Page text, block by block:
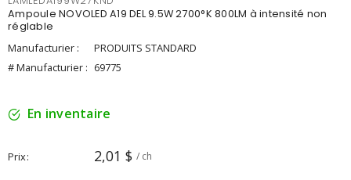
Ampoule NOVOLED A19 DEL 9.5W 2700°K 800LM à intensité non
réglable
Manufacturier :
PRODUITS STANDARD
# Manufacturier : 69775
En inventaire
Prix 2,01 $ / ch